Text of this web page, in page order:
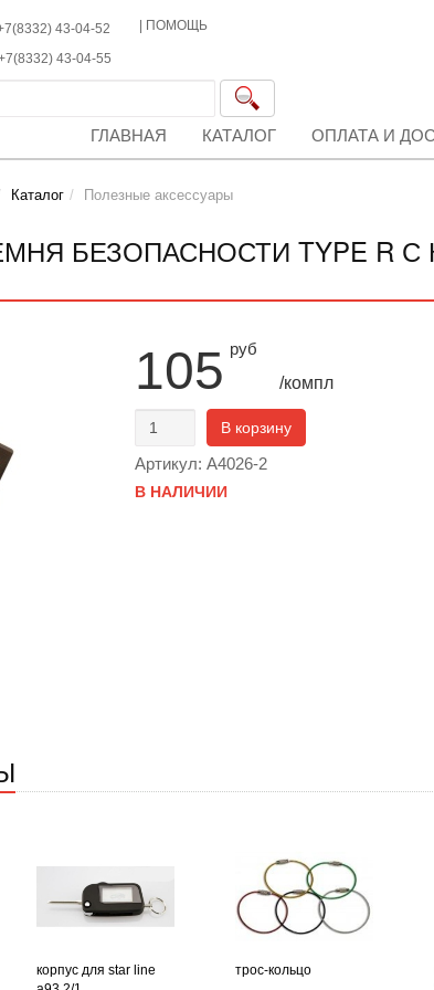
43-04-52
43-04-55
ПОМОЩЬ
ГЛАВНАЯ КАТАЛОГ ОПЛАТА И
Каталог Полезные аксессуары
БЕЗОПАСНОСТИ TYPE R
105 руб
/компл
В корзину
Артикул: A4026-2
В НАЛИЧИИ
корпус для star line
трос-кольцо